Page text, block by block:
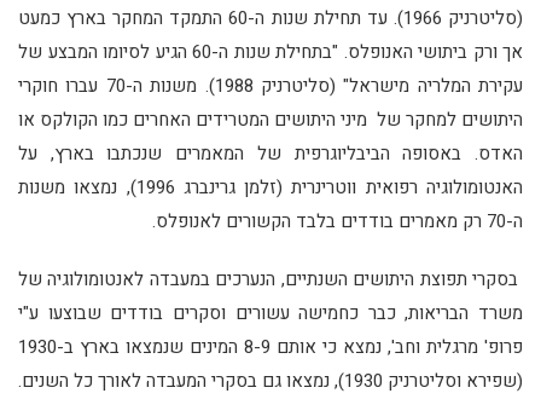
(סליטרניק 1966). עד תחילת שנות ה-60 התמקד המחקר בארץ כמעט
אך ורק ביתושי האנופלס. "בתחילת שנות ה-60 הגיע לסיומו המבצע של
עקירת המלריה מישראל" (סליטרניק 1988). משנות ה-70 עברו חוקרי
היתושים למחקר של מיני היתושים המטרידים האחרים כמו הקולקס או
האדס. באסופה הביבליוגרפית של המאמרים שנכתבו בארץ, על
האנטומולוגיה רפואית ווטרינרית (זלמן גרינברג 1996), נמצאו משנות
ה-70 רק מאמרים בודדים בלבד הקשורים לאנופלס.
בסקרי תפוצת היתושים השנתיים, הנערכים במעבדה לאנטומולוגיה של
משרד הבריאות, כבר כחמישה עשורים וסקרים בודדים שבוצעו ע"י
פרופ' מרגלית וחב', נמצא כי אותם 8-9 המינים שנמצאו בארץ ב-1930
(שפירא וסליטרניק 1930), נמצאו גם בסקרי המעבדה לאורך כל השנים.